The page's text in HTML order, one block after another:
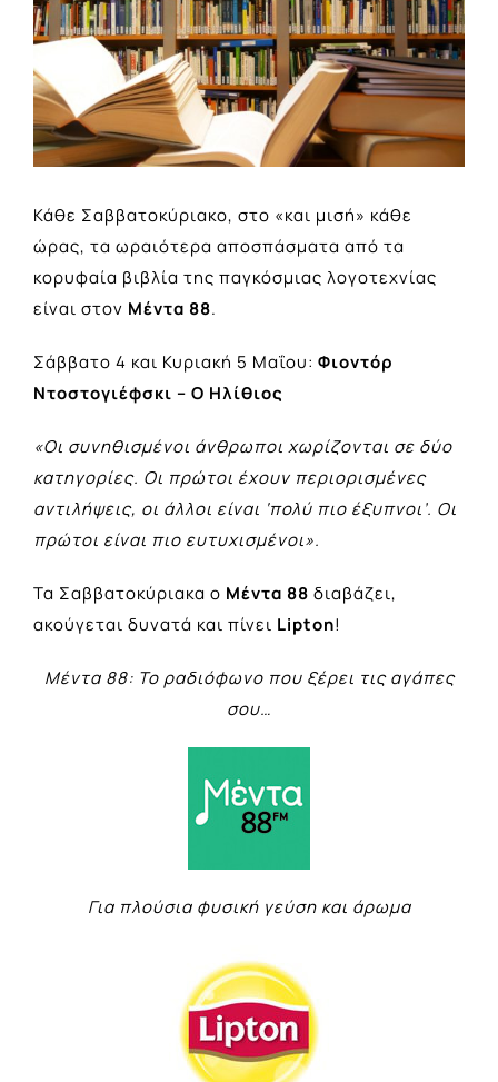
Κάθε Σαββατοκύριακο, στο «και μισή» κάθε
ώρας, τα ωραιότερα αποσπάσματα από τα
κορυφαία βιβλία της παγκόσμιας λογοτεχνίας
είναι στον Μέντα 88.
Σάββατο 4 και Κυριακή 5 Μαΐου: Φιοντόρ
Ντοστογιέφσκι – Ο Ηλίθιος
«Οι συνηθισμένοι άνθρωποι χωρίζονται σε δύο
κατηγορίες. Οι πρώτοι έχουν περιορισμένες
αντιλήψεις, οι άλλοι είναι ‘πολύ πιο έξυπνοι’. Οι
πρώτοι είναι πιο ευτυχισμένοι».
Τα Σαββατοκύριακα ο Μέντα 88 διαβάζει,
ακούγεται δυνατά και πίνει Lipton!
Μέντα 88: Το ραδιόφωνο που ξέρει τις αγάπες
σου…
Για πλούσια φυσική γεύση και άρωμα